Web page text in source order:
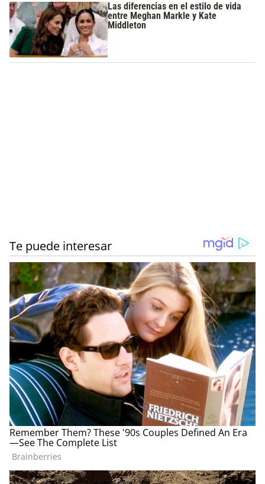
Las diferencias en el estilo de vida
entre Meghan Markle y Kate
Middleton